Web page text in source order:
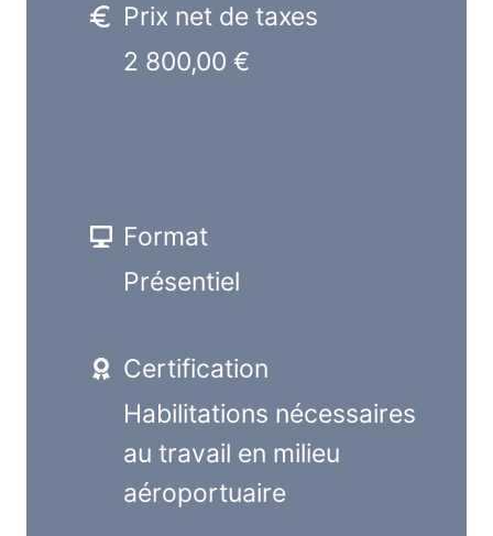
Prix net de taxes
2 800,00 €
Format
Présentiel
Certification
Habilitations nécessaires
au travail en milieu
aéroportuaire